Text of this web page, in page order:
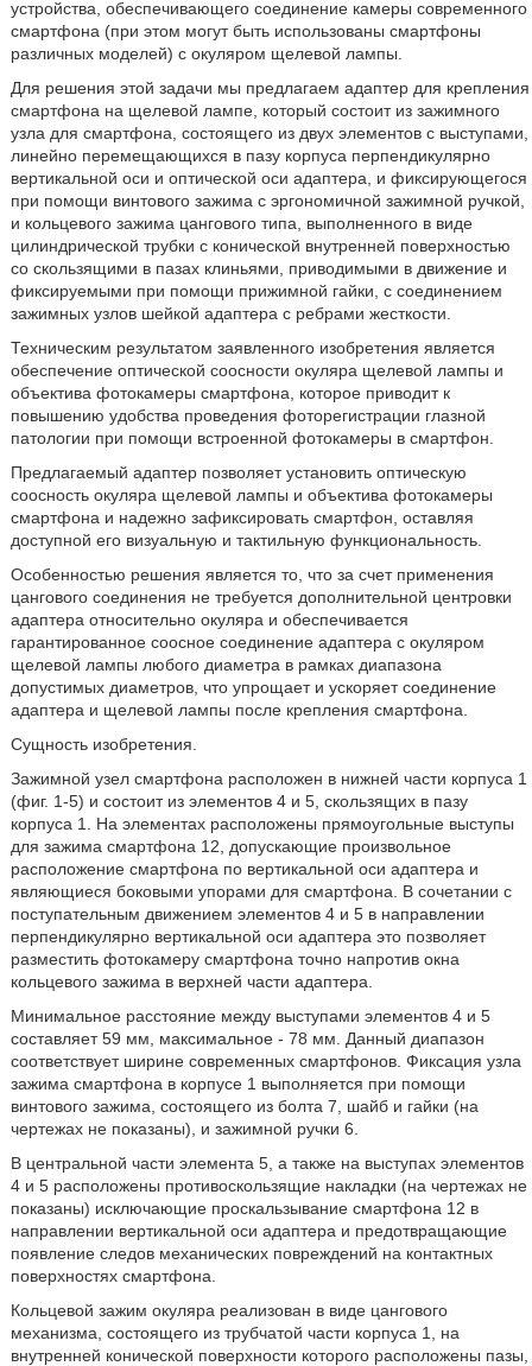
устройства, обеспечивающего соединение камеры современного
смартфона (при этом могут быть использованы смартфоны
различных моделей) с окуляром щелевой лампы.
Для решения этой задачи мы предлагаем адаптер для крепления
смартфона на щелевой лампе, который состоит из зажимного
узла для смартфона, состоящего из двух элементов с выступами,
линейно перемещающихся в пазу корпуса перпендикулярно
вертикальной оси и оптической оси адаптера, и фиксирующегося
при помощи винтового зажима с эргономичной зажимной ручкой,
и кольцевого зажима цангового типа, выполненного в виде
цилиндрической трубки с конической внутренней поверхностью
со скользящими в пазах клиньями, приводимыми в движение и
фиксируемыми при помощи прижимной гайки, с соединением
зажимных узлов шейкой адаптера с ребрами жесткости.
Техническим результатом заявленного изобретения является
обеспечение оптической соосности окуляра щелевой лампы и
объектива фотокамеры смартфона, которое приводит к
повышению удобства проведения фоторегистрации глазной
патологии при помощи встроенной фотокамеры в смартфон.
Предлагаемый адаптер позволяет установить оптическую
соосность окуляра щелевой лампы и объектива фотокамеры
смартфона и надежно зафиксировать смартфон, оставляя
доступной его визуальную и тактильную функциональность.
Особенностью решения является то, что за счет применения
цангового соединения не требуется дополнительной центровки
адаптера относительно окуляра и обеспечивается
гарантированное соосное соединение адаптера с окуляром
щелевой лампы любого диаметра в рамках диапазона
допустимых диаметров, что упрощает и ускоряет соединение
адаптера и щелевой лампы после крепления смартфона.
Сущность изобретения.
Зажимной узел смартфона расположен в нижней части корпуса 1
(фиг. 1-5) и состоит из элементов 4 и 5, скользящих в пазу
корпуса 1. На элементах расположены прямоугольные выступы
для зажима смартфона 12, допускающие произвольное
расположение смартфона по вертикальной оси адаптера и
являющиеся боковыми упорами для смартфона. В сочетании с
поступательным движением элементов 4 и 5 в направлении
перпендикулярно вертикальной оси адаптера это позволяет
разместить фотокамеру смартфона точно напротив окна
кольцевого зажима в верхней части адаптера.
Минимальное расстояние между выступами элементов 4 и 5
составляет 59 мм, максимальное - 78 мм. Данный диапазон
соответствует ширине современных смартфонов. Фиксация узла
зажима смартфона в корпусе 1 выполняется при помощи
винтового зажима, состоящего из болта 7, шайб и гайки (на
чертежах не показаны), и зажимной ручки 6.
В центральной части элемента 5, а также на выступах элементов
4 и 5 расположены противоскользящие накладки (на чертежах не
показаны) исключающие проскальзывание смартфона 12 в
направлении вертикальной оси адаптера и предотвращающие
появление следов механических повреждений на контактных
поверхностях смартфона.
Кольцевой зажим окуляра реализован в виде цангового
механизма, состоящего из трубчатой части корпуса 1, на
внутренней конической поверхности которого расположены пазы,